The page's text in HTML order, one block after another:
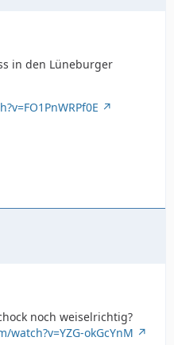
in den Lüneburger
noch weiselrichtig?
okGcYnM